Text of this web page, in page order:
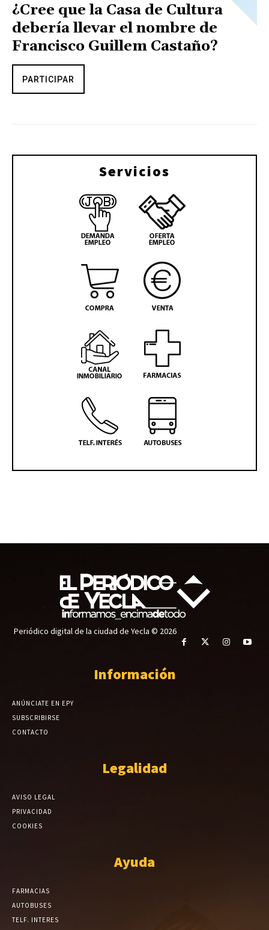
¿Cree que la Casa de Cultura
debería llevar el nombre de
Francisco Guillem Castaño?
PARTICIPAR
Servicios
Periódico digital de la ciudad de Yecla © 2026
Información
ANÚNCIATE EN EPY
SUBSCRIBIRSE
CONTACTO
Legalidad
AVISO LEGAL
PRIVACIDAD
COOKIES
Ayuda
FARMACIAS
AUTOBUSES
TELF. INTERES